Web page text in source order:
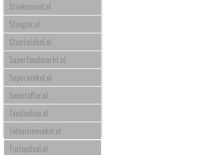
Stiekemwel.nl
Stingler.nl
Stuntwinkel.nl
Superfoodmarkt.nl
Superwinkel.nl
Sweetoffer.nl
Tandonline.nl
Televisiewinkel.nl
Tiptopdeal.nl